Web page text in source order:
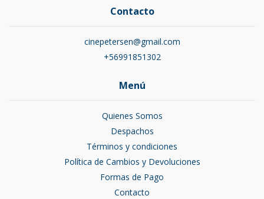
Contacto
cinepetersen@gmail.com
+56991851302
Menú
Quienes Somos
Despachos
Términos y condiciones
Política de Cambios y Devoluciones
Formas de Pago
Contacto